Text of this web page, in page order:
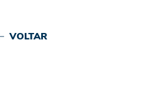
VOLTAR